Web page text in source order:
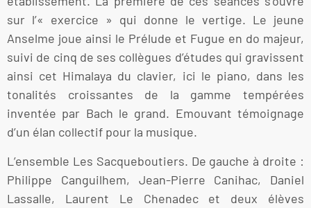
sur l’« exercice » qui donne le vertige. Le jeune
Anselme joue ainsi le Prélude et Fugue en do majeur,
suivi de cinq de ses collègues d’études qui gravissent
ainsi cet Himalaya du clavier, ici le piano, dans les
tonalités croissantes de la gamme tempérées
inventée par Bach le grand. Emouvant témoignage
d’un élan collectif pour la musique.
L’ensemble Les Sacqueboutiers. De gauche à droite :
Philippe Canguilhem, Jean-Pierre Canihac, Daniel
Lassalle, Laurent Le Chenadec et deux élèves